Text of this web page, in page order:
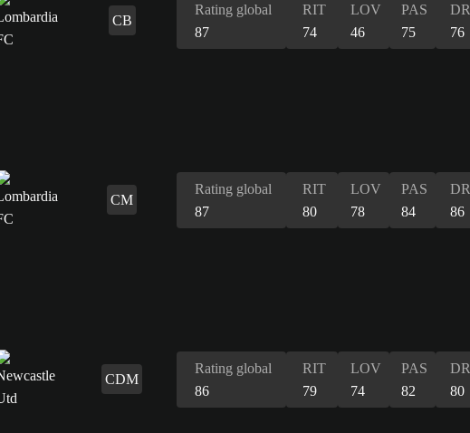
CB
Rating global
87
RIT
74
LOV
46
PAS
75
76
CM
Rating global
87
RIT
80
LOV
78
PAS
84
86
CDM
Rating global
86
RIT
79
LOV
74
PAS
82
80